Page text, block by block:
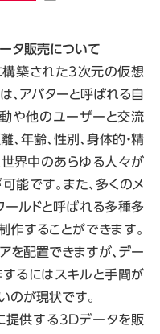
タ販売について
構築された3次元の仮想
、アバターと呼ばれる自
や他のユーザーと交流
年齢、性別、身体的・精
界中のあらゆる人々が
能です。また、多くのメ
ールドと呼ばれる多種多
することができます。
を配置できますが、デー
るにはスキルと手間が
のが現状です。
提供する3Dデータを販